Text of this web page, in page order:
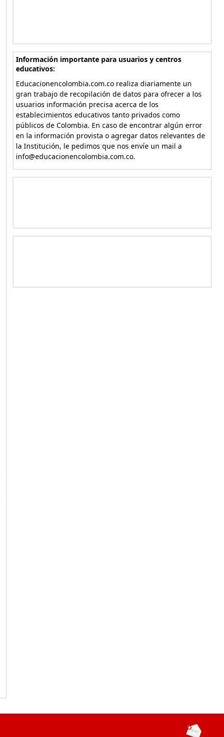
Información importante para usuarios y centros
educativos:
Educacionencolombia.com.co realiza diariamente un
gran trabajo de recopilación de datos para ofrecer a los
usuarios información precisa acerca de los
establecimientos educativos tanto privados como
públicos de Colombia. En caso de encontrar algún error
en la información provista o agregar datos relevantes de
la Institución, le pedimos que nos envíe un mail a
info@educacionencolombia.com.co.